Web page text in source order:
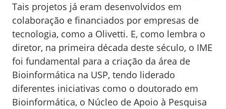
Tais projetos já eram desenvolvidos em
colaboração e financiados por empresas de
tecnologia, como a Olivetti. E, como lembra o
diretor, na primeira década deste século, o IME
foi fundamental para a criação da área de
Bioinformática na USP, tendo liderado
diferentes iniciativas como o doutorado em
Bioinformática, o Núcleo de Apoio à Pesquisa